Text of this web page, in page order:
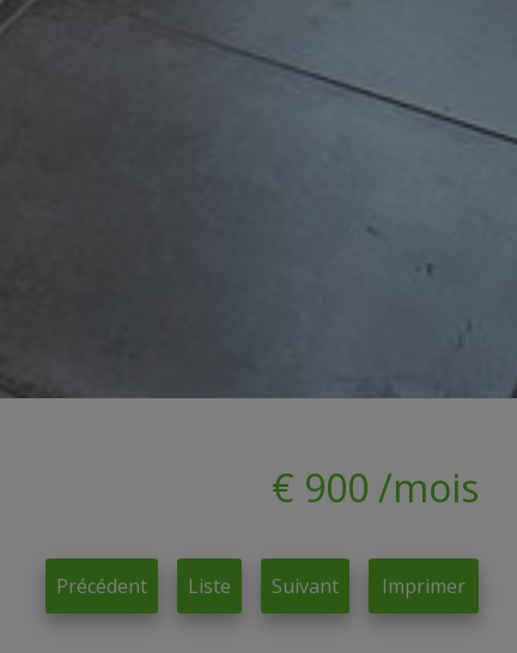
€ 900 /mois
Précédent Liste Suivant Imprimer